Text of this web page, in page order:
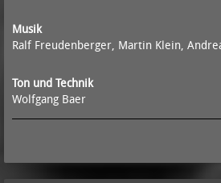
Musik
Ralf Freudenberger, Martin Klein,
Ton und Technik
Wolfgang Baer